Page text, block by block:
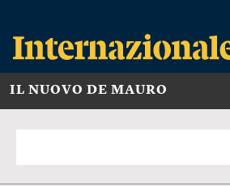
IL NUOVO DE MAURO